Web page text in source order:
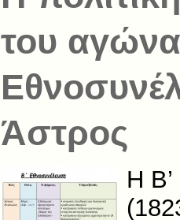
του
Άστρος
Η